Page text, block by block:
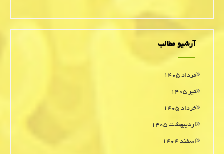
آرشیو مطالب
مرداد ۱۴۰۵
تیر ۱۴۰۵
خرداد ۱۴۰۵
اردیبهشت ۱۴۰۵
اسفند ۱۴۰۴